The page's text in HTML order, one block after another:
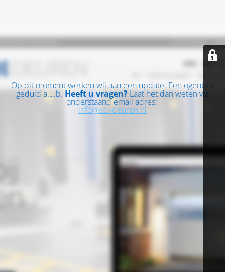
Op dit moment werken wij aan een update. Een ogenblik
geduld a.u.b. Heeft u vragen? Laat het dan weten via
onderstaand email adres:
info@vdi-deuren.nl